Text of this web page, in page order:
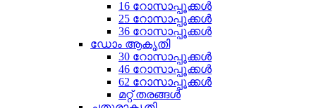
16 റോസാപ്പൂക്കൾ
25 റോസാപ്പൂക്കൾ
36 റോസാപ്പൂക്കൾ
ഡോം ആകൃതി
30 റോസാപ്പൂക്കൾ
46 റോസാപ്പൂക്കൾ
62 റോസാപ്പൂക്കൾ
മറ്റ് തരങ്ങൾ